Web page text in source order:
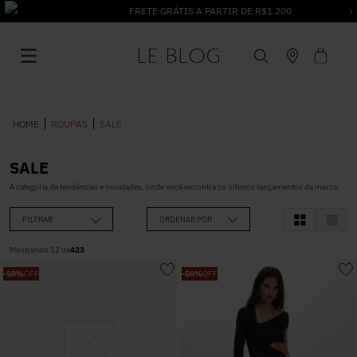
FRETE GRÁTIS A PARTIR DE R$1.200
ROUPAS SALE
SALE
A categoria de tendências e novidades, onde você encontra os últimos lançamentos da marca.
FILTRAR ORDENAR POR
Mostrando 12 de423
-50%OFF -50%OFF
1º Vestido
2º Roupas